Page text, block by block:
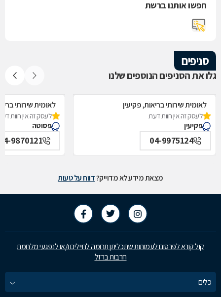
חפשו אותנו ברשת
סניפים
גלו את הסניפים הנוספים שלנו
לאומית שירותי בריאות, פקיעין
לעסק זה אין חוות דעת
פקיעין
04-9975124
לאומית שירותי
לעסק זה אין חוות
פסוטה
9870121
מצאת מידע לא מדוייק?דווח על טעות
קול קורא לפרסום לעמותות שתכליתן תרומה לחיילים ו/או לנפגעי מלחמת
חרבות ברזל
כלים